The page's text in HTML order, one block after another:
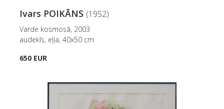
Ivars POIKĀNS (1952)
Varde kosmosā, 2003
audekls, eļļa, 40x50 cm
650 EUR